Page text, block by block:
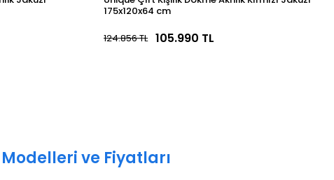
175x120x64 cm
105.990 TL
124.856 TL
ve Fiyatları